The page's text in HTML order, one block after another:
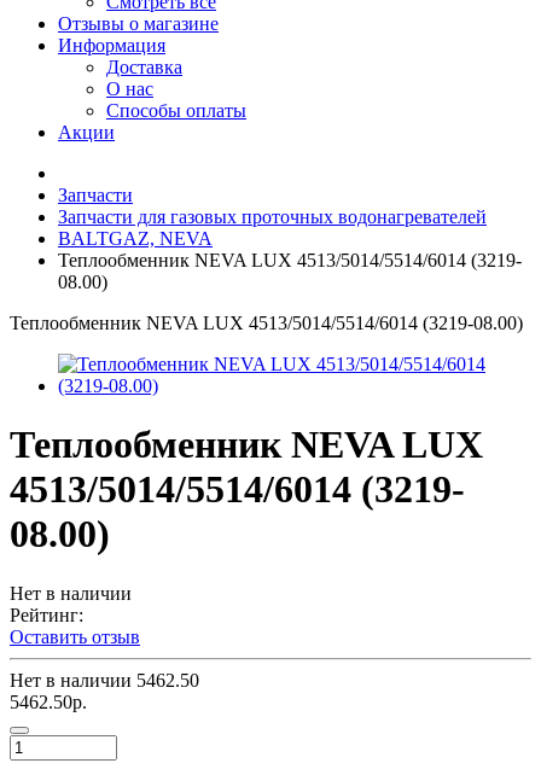
Отзывы о магазине
Информация
Доставка
О нас
Способы оплаты
Акции
Запчасти
Запчасти для газовых проточных водонагревателей
BALTGAZ, NEVA
Теплообменник NEVA LUX 4513/5014/5514/6014 (3219-
08.00)
Теплообменник NEVA LUX 4513/5014/5514/6014 (3219-08.00)
Теплообменник NEVA LUX
4513/5014/5514/6014 (3219-
08.00)
Нет в наличии
Рейтинг:
Оставить отзыв
Нет в наличии 5462.50
5462.50р.